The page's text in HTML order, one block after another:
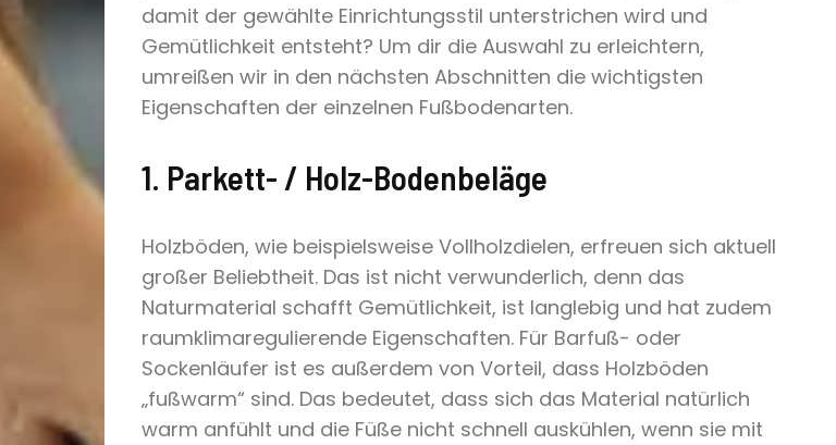
damit der gewählte Einrichtungsstil unterstrichen wird und
Gemütlichkeit entsteht? Um dir die Auswahl zu erleichtern,
umreißen wir in den nächsten Abschnitten die wichtigsten
Eigenschaften der einzelnen Fußbodenarten.
1. Parkett- / Holz-Bodenbeläge
Holzböden, wie beispielsweise Vollholzdielen, erfreuen sich aktuell
großer Beliebtheit. Das ist nicht verwunderlich, denn das
Naturmaterial schafft Gemütlichkeit, ist langlebig und hat zudem
raumklimaregulierende Eigenschaften. Für Barfuß- oder
Sockenläufer ist es außerdem von Vorteil, dass Holzböden
„fußwarm“ sind. Das bedeutet, dass sich das Material natürlich
warm anfühlt und die Füße nicht schnell auskühlen, wenn sie mit